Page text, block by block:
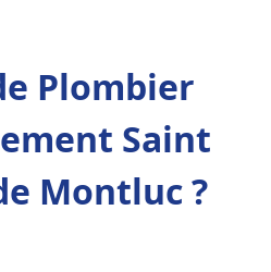
Plombier
Saint
Montluc ?